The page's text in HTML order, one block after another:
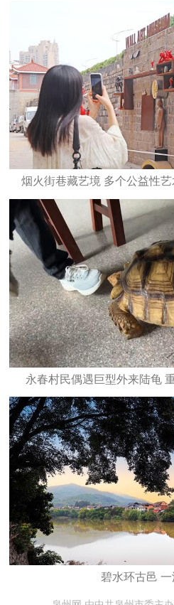
烟火街巷藏艺境 多个公益性
永春村民偶遇巨型外来陆龟
碧水环古邑